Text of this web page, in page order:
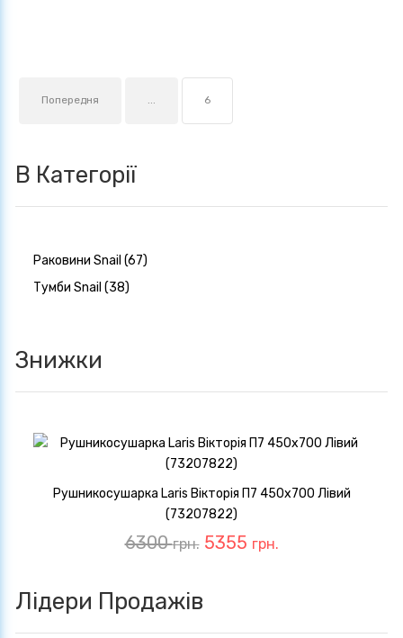
Попередня 6
В Категорії
Раковини Snail (67)
Тумби Snail (38)
Знижки
Рушникосушарка Laris Вікторія П7 450х700 Лівий
(73207822)
6300грн. 5355 грн.
Лідери Продажів